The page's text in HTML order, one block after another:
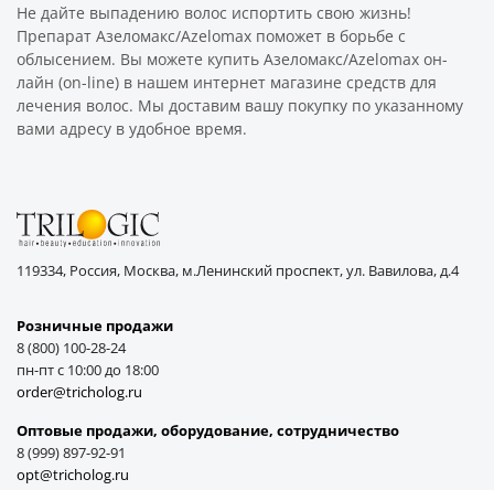
Не дайте выпадению волос испортить свою жизнь!
Препарат Азеломакс/Azelomax поможет в борьбе с
облысением. Вы можете купить Азеломакс/Azelomax он-
лайн (on-line) в нашем интернет магазине средств для
лечения волос. Мы доставим вашу покупку по указанному
вами адресу в удобное время.
119334, Россия, Москва, м.Ленинский проспект, ул. Вавилова, д.4
Розничные продажи
8 (800) 100-28-24
пн-пт с 10:00 до 18:00
order@tricholog.ru
Оптовые продажи, оборудование, cотрудничество
8 (999) 897-92-91
opt@tricholog.ru